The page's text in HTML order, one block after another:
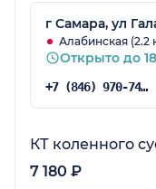
г Самара, ул
Алабинская (2.2
Открыто до
+7 (846) 970-74-07
КТ коленного
7 180 ₽